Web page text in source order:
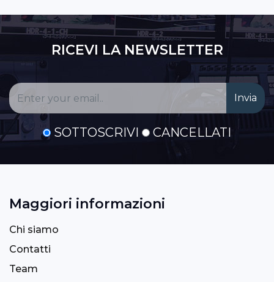
RICEVI LA NEWSLETTER
SOTTOSCRIVI CANCELLATI
Maggiori informazioni
Chi siamo
Contatti
Team